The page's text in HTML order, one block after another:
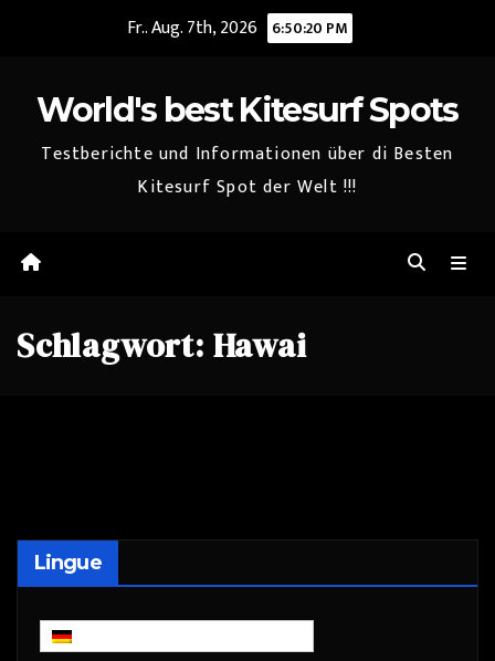
Fr.. Aug. 7th, 2026 6:50:20 PM
World's best Kitesurf Spots
Testberichte und Informationen über di Besten
Kitesurf Spot der Welt !!!
Schlagwort: Hawai
Lingue